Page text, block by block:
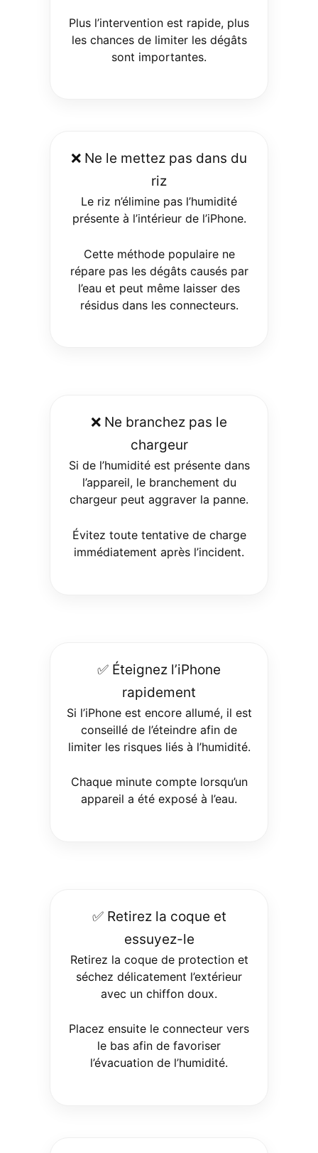
Plus l’intervention est rapide, plus
les chances de limiter les dégâts
sont importantes.
❌ Ne le mettez pas dans du
riz
Le riz n’élimine pas l’humidité
présente à l’intérieur de l’iPhone.
Cette méthode populaire ne
répare pas les dégâts causés par
l’eau et peut même laisser des
résidus dans les connecteurs.
❌ Ne branchez pas le
chargeur
Si de l’humidité est présente dans
l’appareil, le branchement du
chargeur peut aggraver la panne.
Évitez toute tentative de charge
immédiatement après l’incident.
✅ Éteignez l’iPhone
rapidement
Si l’iPhone est encore allumé, il est
conseillé de l’éteindre afin de
limiter les risques liés à l’humidité.
Chaque minute compte lorsqu’un
appareil a été exposé à l’eau.
✅ Retirez la coque et
essuyez-le
Retirez la coque de protection et
séchez délicatement l’extérieur
avec un chiffon doux.
Placez ensuite le connecteur vers
le bas afin de favoriser
l’évacuation de l’humidité.